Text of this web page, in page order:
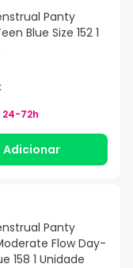
Panty
Blue Size 152 1
24-72h
Adicionar
Panty
Flow Day-
158 1 Unidade